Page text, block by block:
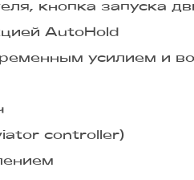
кнопка запуска
AutoHold
усилием и
controller)